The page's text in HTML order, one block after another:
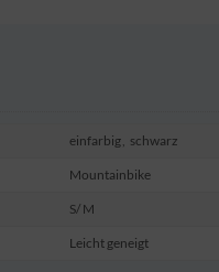
einfarbig, schwarz
Mountainbike
S/ M
Leicht geneigt